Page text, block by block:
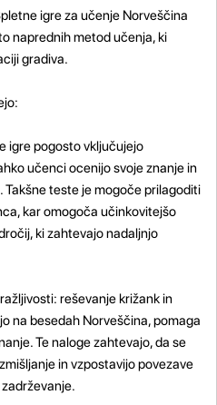
igre za učenje Norveščina
naprednih metod učenja, ki
gradiva.
igre pogosto vključujejo
učenci ocenijo svoje znanje in
teste je mogoče prilagoditi
kar omogoča učinkovitejšo
ki zahtevajo nadaljnjo
reševanje križank in
na besedah ​​Norveščina, pomaga
Te naloge zahtevajo, da se
in vzpostavijo povezave